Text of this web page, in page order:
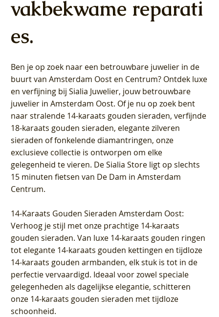
vakbekwame reparati
es.
Ben je op zoek naar een betrouwbare juwelier in de
buurt van Amsterdam Oost en Centrum? Ontdek luxe
en verfijning bij Sialia Juwelier, jouw betrouwbare
juwelier in Amsterdam Oost. Of je nu op zoek bent
naar stralende 14-karaats gouden sieraden, verfijnde
18-karaats gouden sieraden, elegante zilveren
sieraden of fonkelende diamantringen, onze
exclusieve collectie is ontworpen om elke
gelegenheid te vieren. De Sialia Store ligt op slechts
15 minuten fietsen van De Dam in Amsterdam
Centrum.
14-Karaats Gouden Sieraden Amsterdam Oost:
Verhoog je stijl met onze prachtige 14-karaats
gouden sieraden. Van luxe 14-karaats gouden ringen
tot elegante 14-karaats gouden kettingen en tijdloze
14-karaats gouden armbanden, elk stuk is tot in de
perfectie vervaardigd. Ideaal voor zowel speciale
gelegenheden als dagelijkse elegantie, schitteren
onze 14-karaats gouden sieraden met tijdloze
schoonheid.